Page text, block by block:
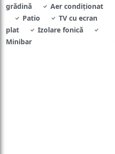
grădină
Aer condiţionat
Patio
TV cu ecran
plat
Izolare fonică
Minibar